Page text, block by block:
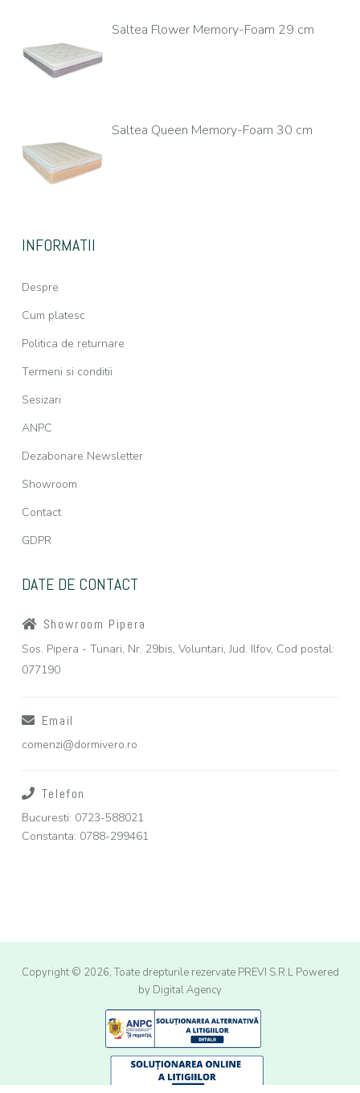
Saltea Flower Memory-Foam 29 cm
Saltea Queen Memory-Foam 30 cm
INFORMATII
Despre
Cum platesc
Politica de returnare
Termeni si conditii
Sesizari
ANPC
Dezabonare Newsletter
Showroom
Contact
GDPR
DATE DE CONTACT
Showroom Pipera
Sos. Pipera - Tunari, Nr. 29bis, Voluntari, Jud. Ilfov, Cod postal:
077190
Email
comenzi@dormivero.ro
Telefon
Bucuresti: 0723-588021
Constanta: 0788-299461
Copyright © 2026, Toate drepturile rezervate PREVI S.R.L Powered
by Digital Agency